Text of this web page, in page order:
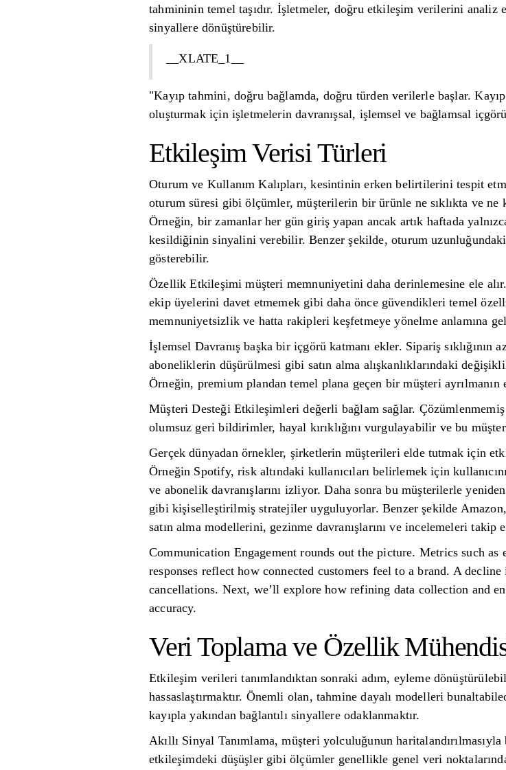
tahmininin temel taşıdır. İşletmeler, doğru etkileşim verilerini
sinyallere dönüştürebilir.
__XLATE_1__
"Kayıp tahmini, doğru bağlamda, doğru türden verilerle başlar.
oluşturmak için işletmelerin davranışsal, işlemsel ve bağlamsal
Etkileşim Verisi Türleri
Oturum ve Kullanım Kalıpları, kesintinin erken belirtilerini tespit
oturum süresi gibi ölçümler, müşterilerin bir ürünle ne sıklıkta ve ne
Örneğin, bir zamanlar her gün giriş yapan ancak artık haftada
kesildiğinin sinyalini verebilir. Benzer şekilde, oturum
gösterebilir.
Özellik Etkileşimi müşteri memnuniyetini daha derinlemesine ele
ekip üyelerini davet etmemek gibi daha önce güvendikleri temel
memnuniyetsizlik ve hatta rakipleri keşfetmeye yönelme anlamına
İşlemsel Davranış başka bir içgörü katmanı ekler. Sipariş sıklığının
aboneliklerin düşürülmesi gibi satın alma alışkanlıklarındaki
Örneğin, premium plandan temel plana geçen bir müşteri
Müşteri Desteği Etkileşimleri değerli bağlam sağlar.
olumsuz geri bildirimler, hayal kırıklığını vurgulayabilir ve bu
Gerçek dünyadan örnekler, şirketlerin müşterileri elde tutmak için
Örneğin Spotify, risk altındaki kullanıcıları belirlemek için
ve abonelik davranışlarını izliyor. Daha sonra bu müşterilerle
gibi kişiselleştirilmiş stratejiler uyguluyorlar. Benzer şekilde
satın alma modellerini, gezinme davranışlarını ve incelemeleri takip
Communication Engagement rounds out the picture. Metrics such
responses reflect how connected customers feel to a brand. A
cancellations. Next, we’ll explore how refining data collection and
accuracy.
Veri Toplama ve Özellik
Etkileşim verileri tanımlandıktan sonraki adım, eyleme
hassaslaştırmaktır. Önemli olan, tahmine dayalı modelleri
kayıpla yakından bağlantılı sinyallere odaklanmaktır.
Akıllı Sinyal Tanımlama, müşteri yolculuğunun
etkileşimdeki düşüşler gibi ölçümler genellikle genel veri